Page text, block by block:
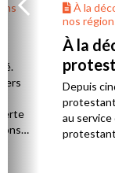
À la
nos
À la
régions
Depuis
au